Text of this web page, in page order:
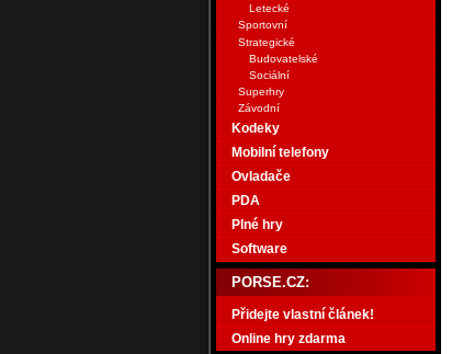
Letecké
Sportovní
Strategické
Budovatelské
Sociální
Superhry
Závodní
Kodeky
Mobilní telefony
Ovladače
PDA
Plné hry
Software
PORSE.CZ:
Přidejte vlastní článek!
Online hry zdarma